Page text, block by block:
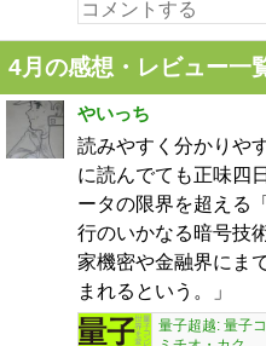
4月の感想・レビュー一
やいっち
読みやすく分かりや
に読んでても正味四
ータの限界を超える
行のいかなる暗号技
家機密や金融界にま
まれるという。」
量子超越: 量子